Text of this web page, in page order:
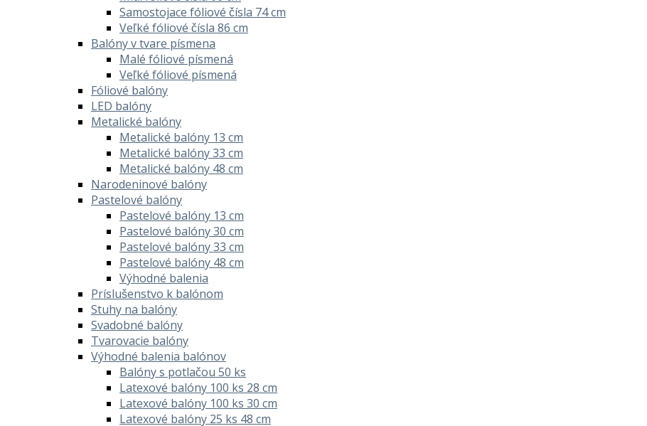
Samostojace fóliové čísla 74 cm
Veľké fóliové čísla 86 cm
Balóny v tvare písmena
Malé fóliové písmená
Veľké fóliové písmená
Fóliové balóny
LED balóny
Metalické balóny
Metalické balóny 13 cm
Metalické balóny 33 cm
Metalické balóny 48 cm
Narodeninové balóny
Pastelové balóny
Pastelové balóny 13 cm
Pastelové balóny 30 cm
Pastelové balóny 33 cm
Pastelové balóny 48 cm
Výhodné balenia
Príslušenstvo k balónom
Stuhy na balóny
Svadobné balóny
Tvarovacie balóny
Výhodné balenia balónov
Balóny s potlačou 50 ks
Latexové balóny 100 ks 28 cm
Latexové balóny 100 ks 30 cm
Latexové balóny 25 ks 48 cm